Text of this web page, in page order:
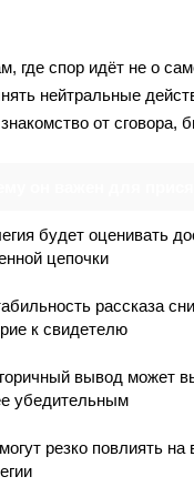
где спор идёт не о
нейтральные
от сговора,
будет оценивать
цепочки
рассказа
к свидетелю
вывод может
убедительным
резко повлиять на